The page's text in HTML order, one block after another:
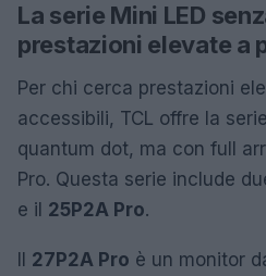
La serie Mini LED
prestazioni elevate a
Per chi cerca prestazioni
accessibili, TCL offre la
quantum dot, ma con full
Pro. Questa serie include
e il 25P2A Pro.
27P2A Pro è un monitor